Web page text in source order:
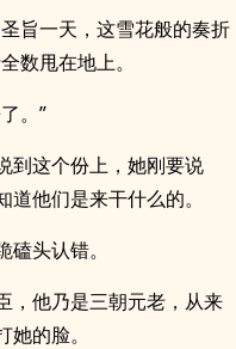
旨一天，这雪花般的奏折
数甩在地上。
。”
到这个份上，她刚要说
他们是来干什么的。
头认错。
，他乃是三朝元老，从来
的脸。